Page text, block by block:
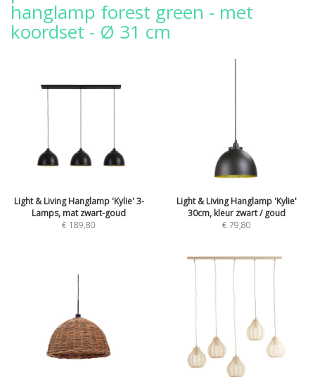
hanglamp forest green - met
koordset - Ø 31 cm
Light & Living Hanglamp 'Kylie' 3-
Lamps, mat zwart-goud
€ 189,80
Light & Living Hanglamp 'Kylie'
30cm, kleur zwart / goud
€ 79,80